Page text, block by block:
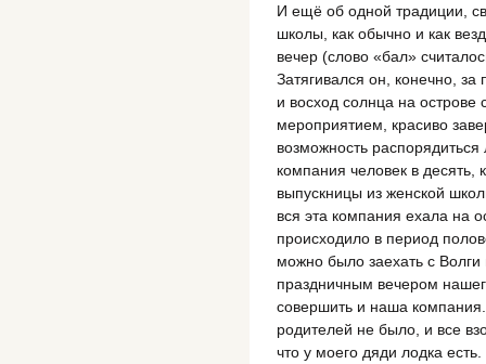
И ещё об одной традиции,
школы, как обычно и как
вечер (слово «бал»
Затягивался он, конечно, за
и восход солнца на острове
мероприятием, красиво
возможность
компания человек в десять,
выпускницы из женской
вся эта компания ехала на
происходило в период
можно было заехать с
праздничным вечером
совершить и наша
родителей не было, и все
что у моего дяди лодка